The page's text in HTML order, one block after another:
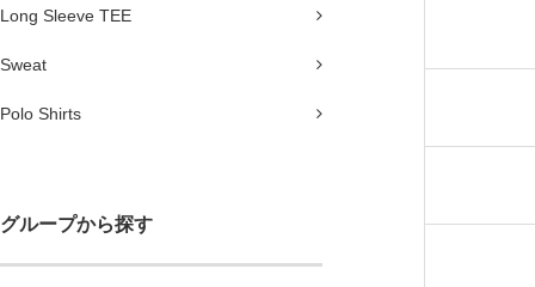
Long Sleeve TEE
Sweat
Polo Shirts
グループから探す